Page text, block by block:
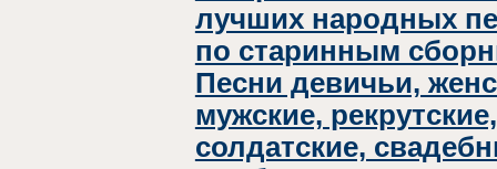
лучших народных
по старинным
Песни девичьи,
мужские, рекрутские,
солдатские,